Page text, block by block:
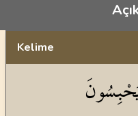
Kelime